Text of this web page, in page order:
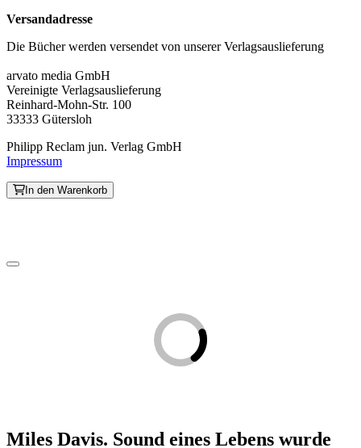
Versandadresse
Die Bücher werden versendet von unserer Verlagsauslieferung
arvato media GmbH
Vereinigte Verlagsauslieferung
Reinhard-Mohn-Str. 100
33333 Gütersloh
Philipp Reclam jun. Verlag GmbH
Impressum
In den Warenkorb
Miles Davis. Sound eines Lebens wurde